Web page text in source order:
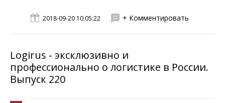
2018-09-20 10:05:22 + Комментировать
Logirus - эксклюзивно и
профессионально о логистике в России.
Выпуск 220